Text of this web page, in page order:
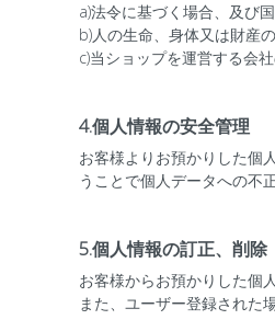
a)法令に基づく場合、及び
b)人の生命、身体又は財産
c)当ショップを運営する会
4.個人情報の安全管理
お客様よりお預かりした個
うことで個人データへの不
5.個人情報の訂正、削除
お客様からお預かりした個
また、ユーザー登録された